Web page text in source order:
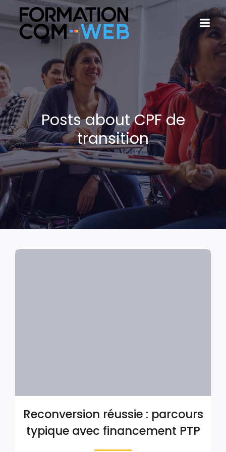
Posts about CPF de
transition
Reconversion réussie : parcours
typique avec financement PTP